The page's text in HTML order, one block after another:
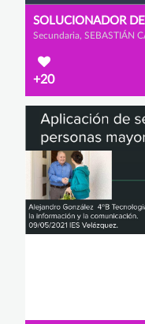
Secundaria, SEBASTIÁN
+20